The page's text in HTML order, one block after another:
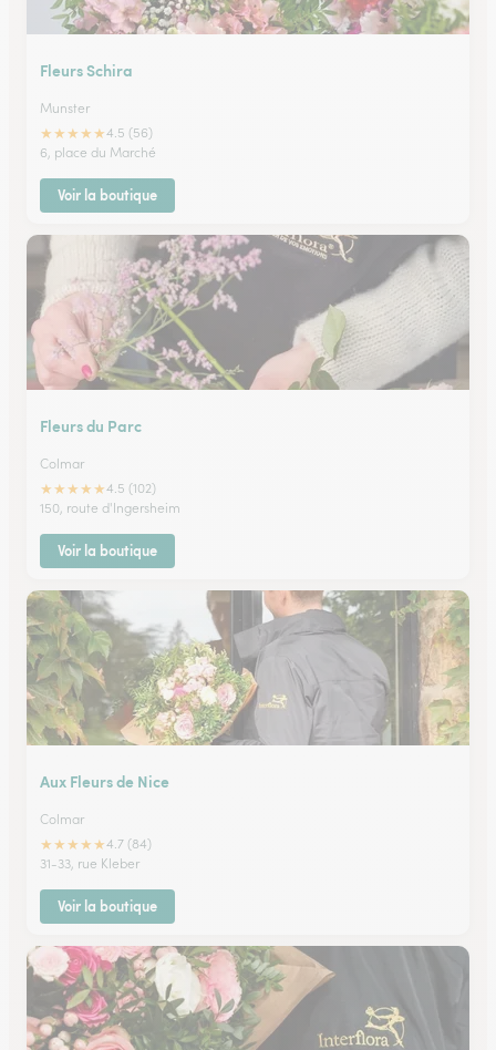
Fleurs Schira
Munster
★★★★★4.5 (56)
6, place du Marché
Voir la boutique
Fleurs du Parc
Colmar
★★★★★4.5 (102)
150, route d'Ingersheim
Voir la boutique
Aux Fleurs de Nice
Colmar
★★★★★4.7 (84)
31-33, rue Kleber
Voir la boutique